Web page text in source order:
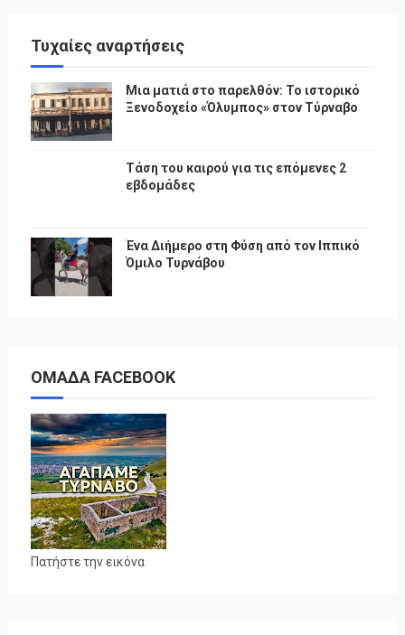
Τυχαίες αναρτήσεις
Μια ματιά στο παρελθόν: Το ιστορικό
Ξενοδοχείο «Όλυμπος» στον Τύρναβο
Τάση του καιρού για τις επόμενες 2
εβδομάδες
Ένα Διήμερο στη Φύση από τον Ιππικό
Όμιλο Τυρνάβου
ΟΜΑΔΑ FACEBOOK
Πατήστε την εικόνα